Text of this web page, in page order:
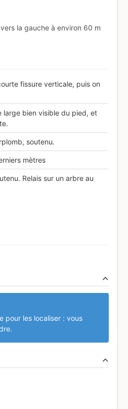
la gauche à environ 60 m
fissure verticale, puis on
large bien visible du pied, et
soutenu.
mètres
Relais sur un arbre au
pour les localiser : vous